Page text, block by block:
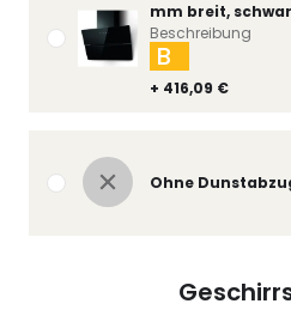
mm breit,
+ 416,09 €
B
Beschreibung
Ohne